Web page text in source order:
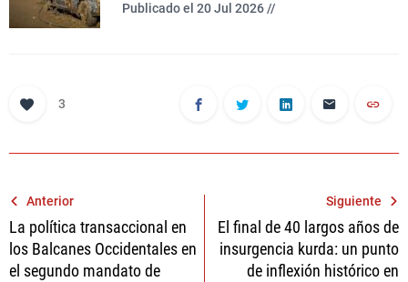
Publicado el 20 Jul 2026 //
3
Navegación
de
entradas
Anterior
La política transaccional en
los Balcanes Occidentales en
el segundo mandato de
Siguiente
El final de 40 largos años de
insurgencia kurda: un punto
de inflexión histórico en